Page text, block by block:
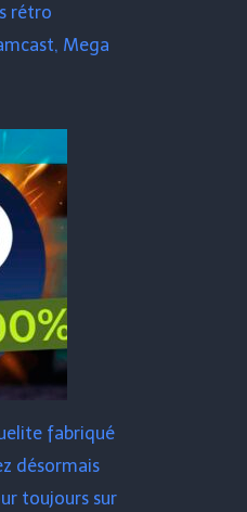
rétro
Mega
fabriqué
désormais
toujours sur